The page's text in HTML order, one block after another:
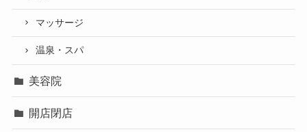
マッサージ
温泉・スパ
美容院
開店閉店